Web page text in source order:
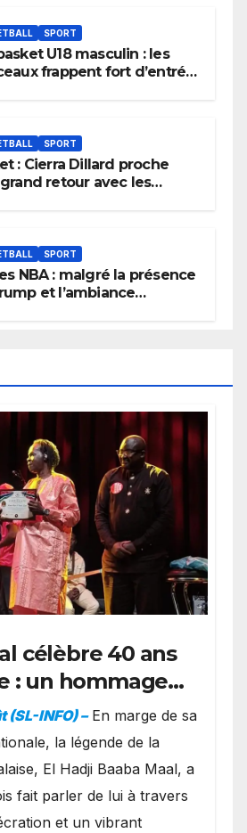
SPORT
U18 masculin : les
frappent fort d’entrée
SPORT
: Cierra Dillard proche
grand retour avec les
SPORT
NBA : malgré la présence
et l’ambiance
célèbre 40 ans
: un hommage
à Oslo en
la famille
(SL-INFO) – ​En marge de sa
la légende de la
El Hadji Baaba Maal, a
fait parler de lui à travers
et un vibrant